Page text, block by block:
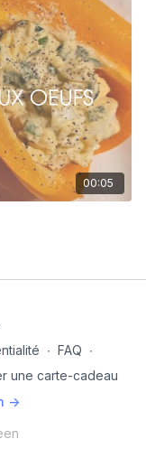
00:05
∙ FAQ ∙
une carte-cadeau
->